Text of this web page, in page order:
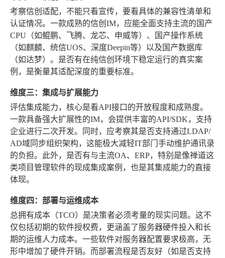
考察信创适配，不能只看宣传，要看具体的兼容性清单和
认证情况。一款成熟的信创IM，应能全面支持主流的国产
CPU（如鲲鹏、飞腾、龙芯、申威等）、国产操作系统
（如麒麟、统信UOS、深度Deepin等）以及国产数据库
（如达梦）。是否有在纯信创环境下稳定运行的真实案
例，是衡量其适配深度的重要标准。
维度三：集成与扩展能力
评估集成能力，核心是看API接口的开放程度和成熟度。
一款具备强大扩展性的IM，会提供丰富的API/SDK，支持
企业进行二次开发。同时，应考察其是否支持通过LDAP/
AD域同步组织架构，这能极大减轻IT部门手动维护通讯录
的负担。此外，是否有与主流OA、ERP，特别是像禅道这
类项目管理软件的现成集成案例，也是其集成能力的直接
体现。
维度四：部署与运维成本
总拥有成本（TCO）是决策者必须考量的现实问题。这不
仅包括初期的软件授权费，更涵盖了服务器硬件投入和长
期的运维人力成本。一些软件对服务器配置要求极高，无
形中增加了硬件开销。而部署流程是否友好（如是否支持